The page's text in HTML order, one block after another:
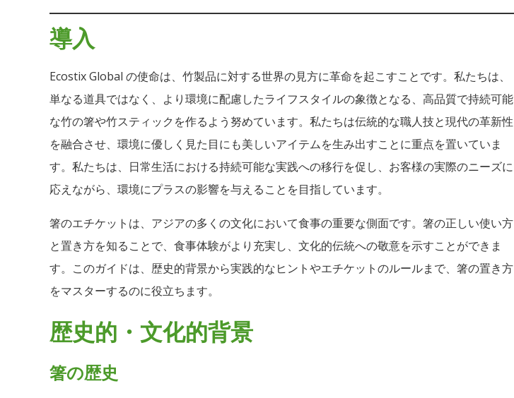
導入
Ecostix Global の使命は、竹製品に対する世界の見方に革命を起こすことです。私たちは、
単なる道具ではなく、より環境に配慮したライフスタイルの象徴となる、高品質で持続可能
な竹の箸や竹スティックを作るよう努めています。私たちは伝統的な職人技と現代の革新性
を融合させ、環境に優しく見た目にも美しいアイテムを生み出すことに重点を置いていま
す。私たちは、日常生活における持続可能な実践への移行を促し、お客様の実際のニーズに
応えながら、環境にプラスの影響を与えることを目指しています。
箸のエチケットは、アジアの多くの文化において食事の重要な側面です。箸の正しい使い方
と置き方を知ることで、食事体験がより充実し、文化的伝統への敬意を示すことができま
す。このガイドは、歴史的背景から実践的なヒントやエチケットのルールまで、箸の置き方
をマスターするのに役立ちます。
歴史的・文化的背景
箸の歴史